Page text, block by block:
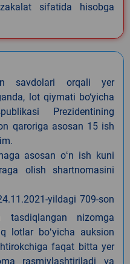
sifatida hisobga
savdolari orqali yer
lot qiymati bo‘yicha
Prezidentining
qaroriga asosan 15 ish
asosan oʻn ish kuni
olish shartnomasini
yildagi 709-son
tasdiqlangan nizomga
lotlar boʻyicha auksion
faqat bitta yer
rasmiylashtiriladi va